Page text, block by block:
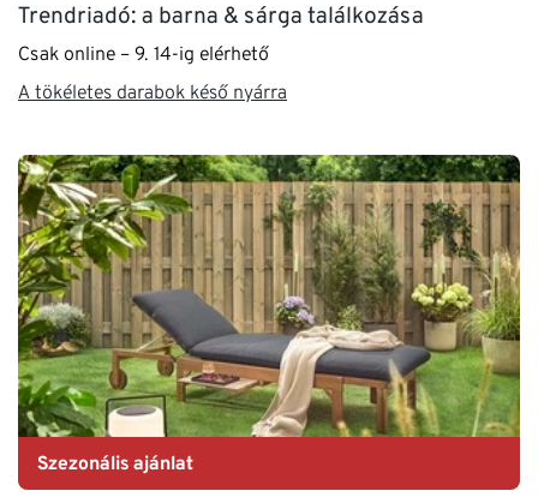
Trendriadó: a barna & sárga találkozása
Csak online – 9. 14-ig elérhető
A tökéletes darabok késő nyárra
Szezonális ajánlat